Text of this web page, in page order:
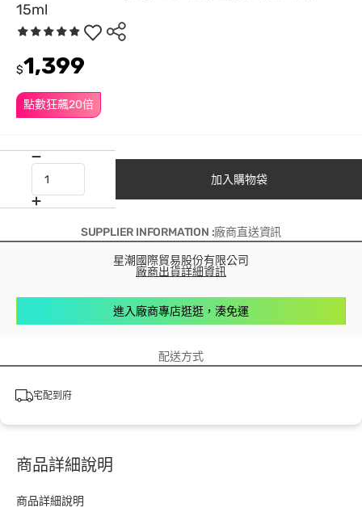
15ml
點數狂飆20倍
$1,399
加入購物袋
SUPPLIER INFORMATION :廠商直送資訊
星潮國際貿易股份有限公司
廠商出貨詳細資訊
進入廠商專店逛逛，湊免運
配送方式
宅配到府
商品詳細說明
商品詳細說明